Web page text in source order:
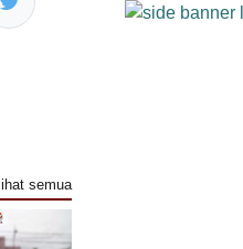
lihat semua